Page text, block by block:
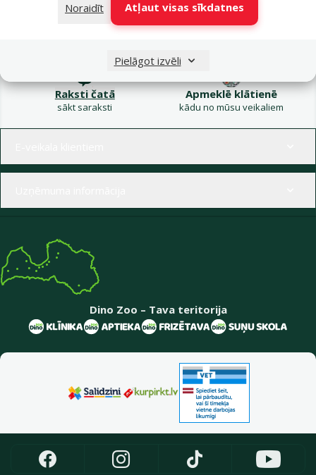
Noraidīt
Atļaut visas sīkdatnes
Pielāgot izvēli
Raksti čatā
sākt saraksti
Apmeklē klātienē
kādu no mūsu veikaliem
Dino Zoo – Tava teritorija